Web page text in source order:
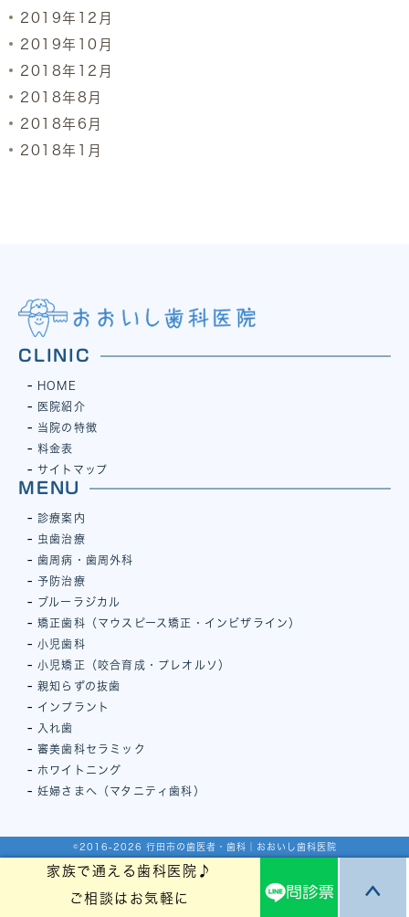
2019年12月
2019年10月
2018年12月
2018年8月
2018年6月
2018年1月
CLINIC
HOME
医院紹介
当院の特徴
料金表
サイトマップ
MENU
診療案内
虫歯治療
歯周病・歯周外科
予防治療
ブルーラジカル
矯正歯科（マウスピース矯正・インビザライン）
小児歯科
小児矯正（咬合育成・プレオルソ）
親知らずの抜歯
インプラント
入れ歯
審美歯科セラミック
ホワイトニング
妊婦さまへ（マタニティ歯科）
©2016-2026 行田市の歯医者・歯科｜おおいし歯科医院
家族で通える歯科医院♪
ご相談はお気軽に